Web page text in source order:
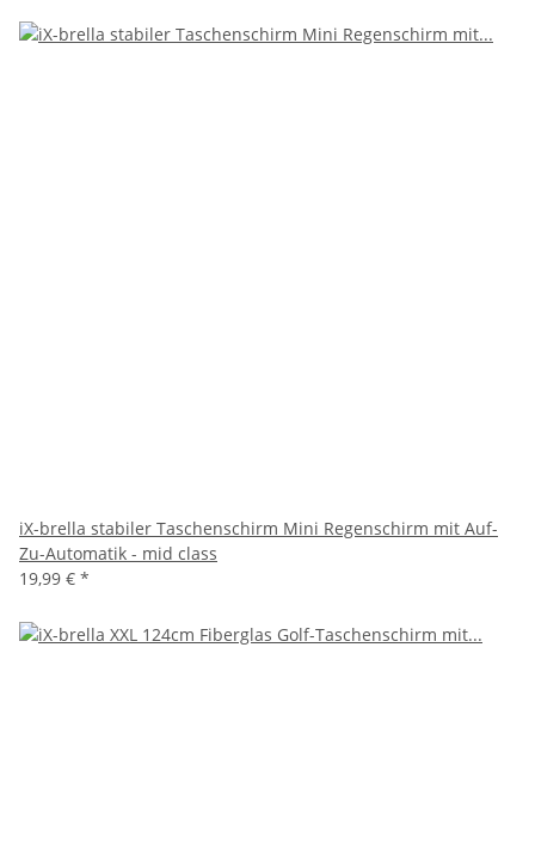
iX-brella stabiler Taschenschirm Mini Regenschirm mit Auf-
Zu-Automatik - mid class
19,99 € *